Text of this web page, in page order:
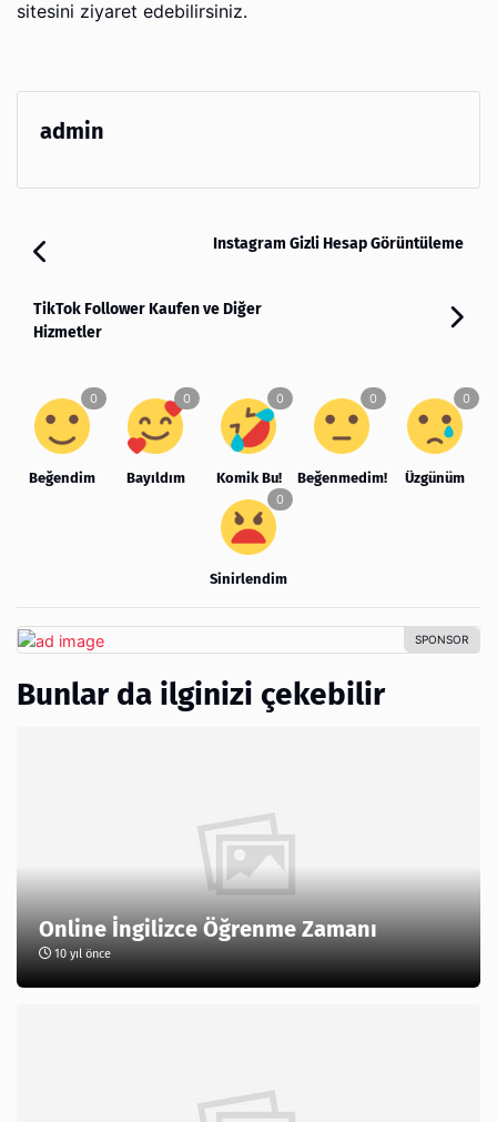
sitesini ziyaret edebilirsiniz.
admin
Instagram Gizli Hesap Görüntüleme
TikTok Follower Kaufen ve Diğer
Hizmetler
Beğendim Bayıldım Komik Bu! Beğenmedim! Üzgünüm
Sinirlendim
Bunlar da ilginizi çekebilir
Online İngilizce Öğrenme Zamanı
10 yıl önce